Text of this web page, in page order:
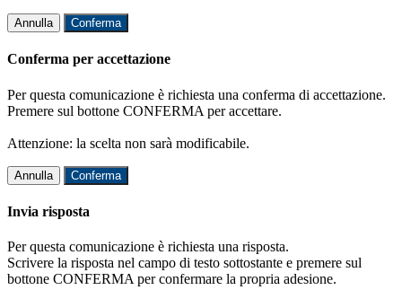
Annulla Conferma
Conferma per accettazione
Per questa comunicazione è richiesta una conferma di accettazione.
Premere sul bottone CONFERMA per accettare.
Attenzione: la scelta non sarà modificabile.
Annulla Conferma
Invia risposta
Per questa comunicazione è richiesta una risposta.
Scrivere la risposta nel campo di testo sottostante e premere sul
bottone CONFERMA per confermare la propria adesione.